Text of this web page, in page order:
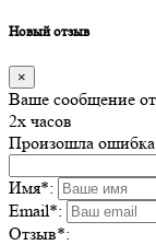
Новый отзыв
×
Ваше сообщение
2х часов
Произошла
Имя*:
Email*:
Отзыв*: